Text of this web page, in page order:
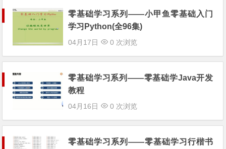
零基础学习系列——小甲鱼零基础入门
学习Python(全96集)
04月17日 0 次浏览
零基础学习系列——零基础学Java开发
教程
04月16日 0 次浏览
零基础学习系列——零基础学习行楷书